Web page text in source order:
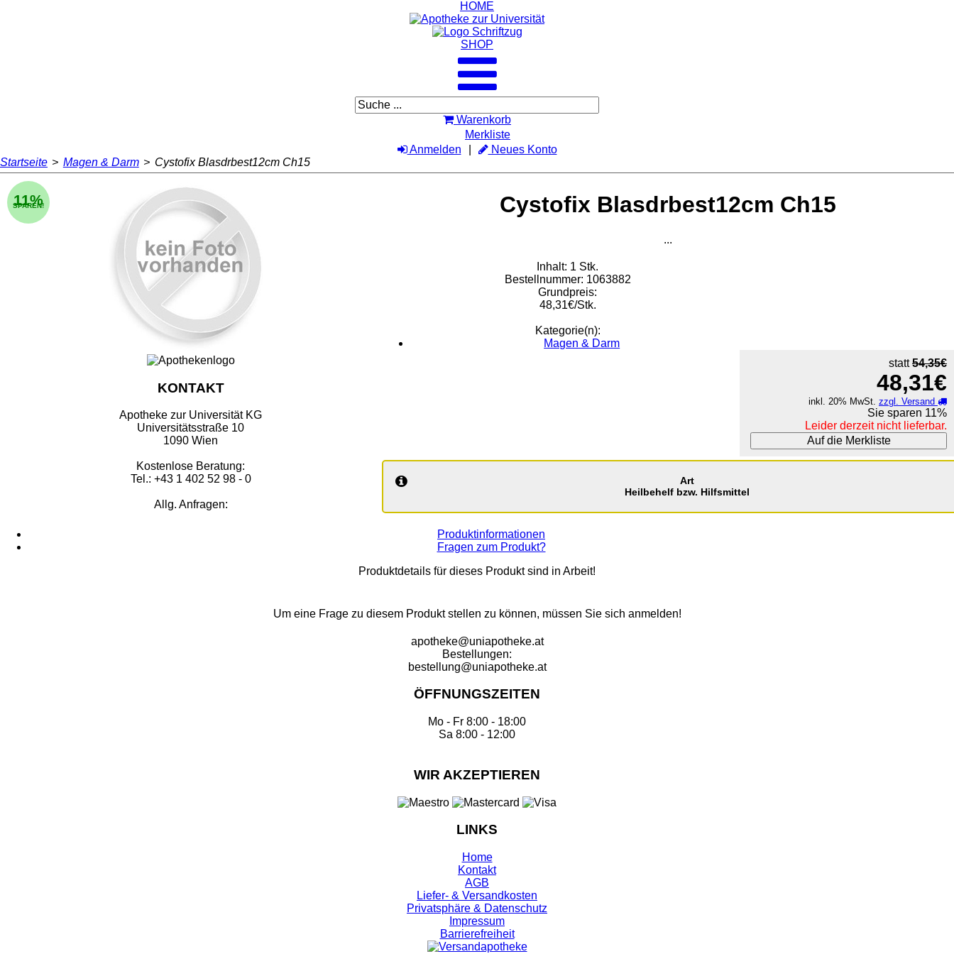
HOME
SHOP
Warenkorb
Merkliste
Anmelden
Neues Konto
Startseite > Magen & Darm > Cystofix Blasdrbest12cm Ch15
Cystofix Blasdrbest12cm Ch15
11%
SPAREN!
...
Inhalt: 1 Stk.
Bestellnummer: 1063882
Grundpreis:
48,31€/Stk.
Kategorie(n):
Magen & Darm
statt54,35€
48,31€
inkl. 20% MwSt. zzgl. Versand
Sie sparen 11%
Leider derzeit nicht lieferbar.
Auf die Merkliste
Art
Heilbehelf bzw. Hilfsmittel
Produktinformationen
Fragen zum Produkt?
Produktdetails für dieses Produkt sind in Arbeit!
Um eine Frage zu diesem Produkt stellen zu können, müssen Sie sich anmelden!
KONTAKT
Apotheke zur Universität KG
Universitätsstraße 10
1090 Wien
Kostenlose Beratung:
Tel.: +43 1 402 52 98 - 0
Allg. Anfragen:
apotheke@uniapotheke.at
Bestellungen:
bestellung@uniapotheke.at
ÖFFNUNGSZEITEN
Mo - Fr 8:00 - 18:00
Sa 8:00 - 12:00
WIR AKZEPTIEREN
LINKS
Home
Kontakt
AGB
Liefer- & Versandkosten
Privatsphäre & Datenschutz
Impressum
Barrierefreiheit